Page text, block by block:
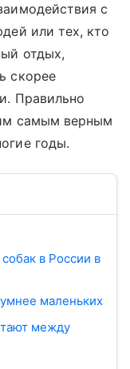
с
или тех, кто
отдых,
скорее
Правильно
самым верным
годы.
в России в
маленьких
между